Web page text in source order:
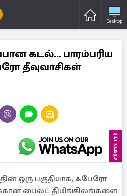
Desktop
கடல்... பாரம்பரிய
தீவுவாசிகள்
விளம்பரம்
ஒரு பகுதியாக, ஃபேரோ
பைலட் திமிங்கிலங்களை